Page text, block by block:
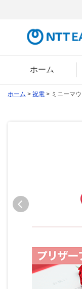
ホーム
ホーム > 祝電 > ミニーマ